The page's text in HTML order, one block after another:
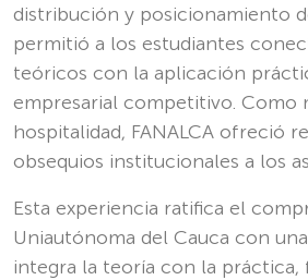
distribución y posicionamiento
permitió a los estudiantes
teóricos con la aplicación
empresarial competitivo. Como
hospitalidad, FANALCA ofreció
obsequios institucionales a los
Esta experiencia ratifica el
Uniautónoma del Cauca con
integra la teoría con la